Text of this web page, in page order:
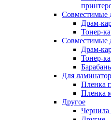
Совместимые
Драм-
Тонер-
Совместимые
Драм-
Тонер-
Для
Пленка
Пленка
Другое
Чернила